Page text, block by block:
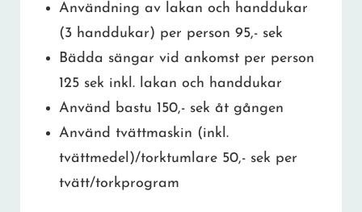
Användning av lakan och handdukar
(3 handdukar) per person 95,- sek
Bädda sängar vid ankomst per person
125 sek inkl. lakan och handdukar
Använd bastu 150,- sek åt gången
Använd tvättmaskin (inkl.
tvättmedel)/torktumlare 50,- sek per
tvätt/torkprogram